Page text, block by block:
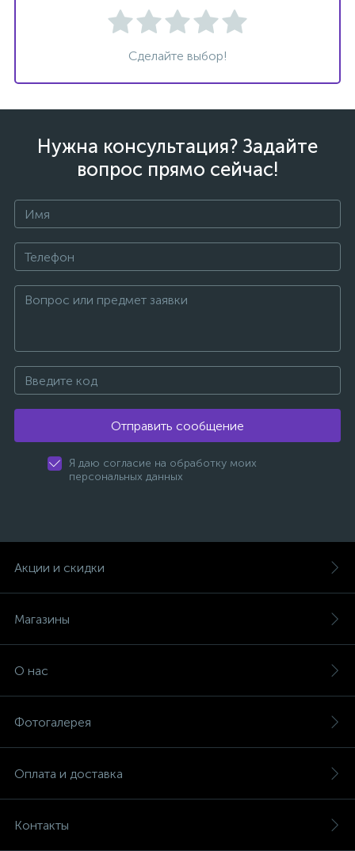
Сделайте выбор!
Нужна консультация? Задайте
вопрос прямо сейчас!
Отправить сообщение
Я даю согласие на обработку моих
персональных данных
Акции и скидки
Магазины
О нас
Фотогалерея
Оплата и доставка
Контакты